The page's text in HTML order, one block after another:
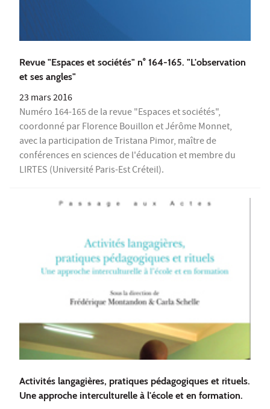
Revue "Espaces et sociétés" n° 164-165. "L'observation
et ses angles"
23 mars 2016
Numéro 164-165 de la revue "Espaces et sociétés",
coordonné par Florence Bouillon et Jérôme Monnet,
avec la participation de Tristana Pimor, maître de
conférences en sciences de l'éducation et membre du
LIRTES (Université Paris-Est Créteil).
Activités langagières, pratiques pédagogiques et rituels.
Une approche interculturelle à l'école et en formation.